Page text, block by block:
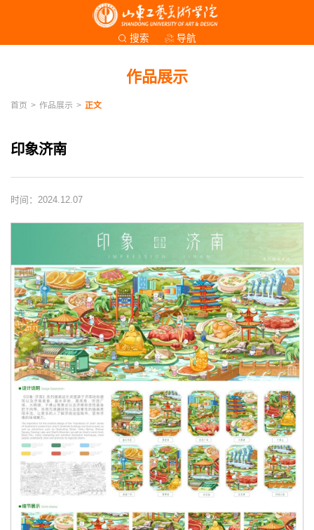
搜索 导航
作品展示
首页 > 作品展示 > 正文
印象济南
时间：2024.12.07